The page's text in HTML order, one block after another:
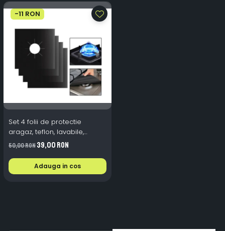
-11 RON
Set 4 folii de protectie
aragaz, teflon, lavabile,
reutilizabile, Negru/Gri
50,00 RON39,00 RON
Adauga in cos